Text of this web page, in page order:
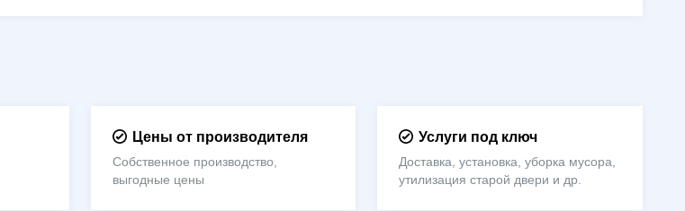
Цены от производителя
Собственное производство,
выгодные цены
Услуги под ключ
Доставка, установка, уборка мусора,
утилизация старой двери и др.